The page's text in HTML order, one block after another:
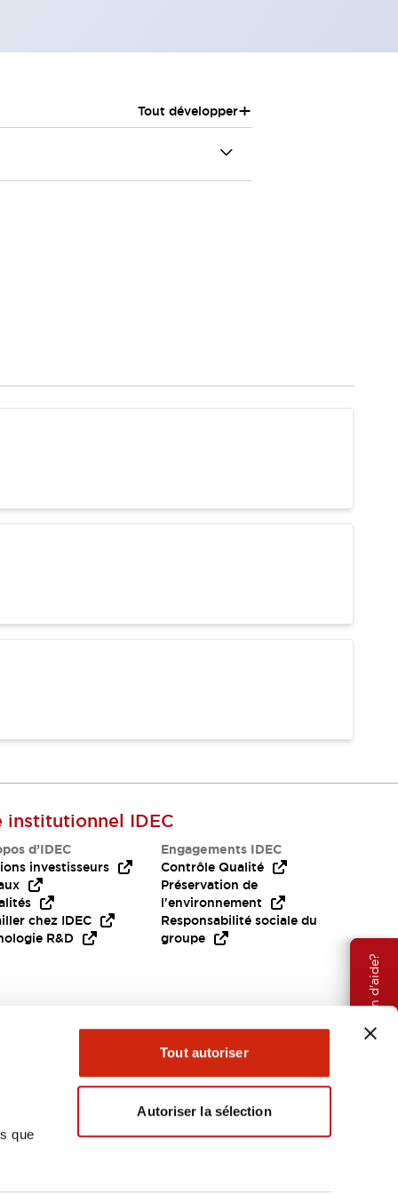
que
Tout autoriser
Autoriser la sélection
Besoin d'aide?
Tout développer+
institutionnel IDEC
d’IDEC
investisseurs
chez IDEC
R&D
Engagements IDEC
Contrôle Qualité
Préservation de
l'environnement
Responsabilité sociale du
groupe